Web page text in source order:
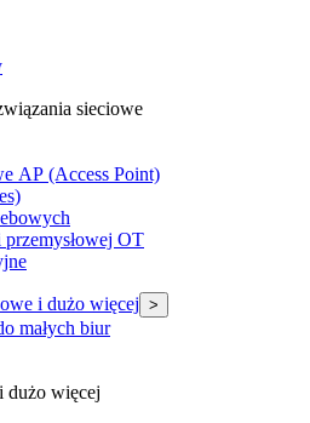
sieciowe
AP (Access Point)
OT
i dużo więcej >
małych biur
dużo więcej